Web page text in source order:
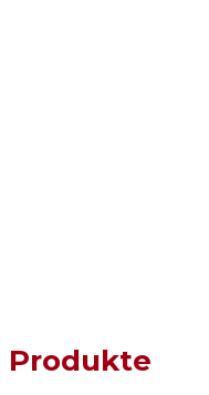
Produkte